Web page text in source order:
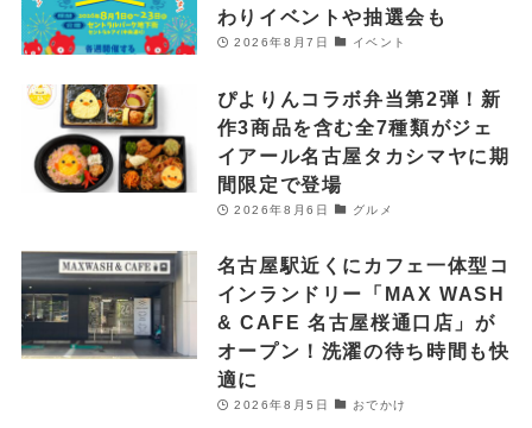
わりイベントや抽選会も
2026年8月7日 イベント
ぴよりんコラボ弁当第2弾！新
作3商品を含む全7種類がジェ
イアール名古屋タカシマヤに期
間限定で登場
2026年8月6日 グルメ
名古屋駅近くにカフェ一体型コ
インランドリー「MAX WASH
& CAFE 名古屋桜通口店」が
オープン！洗濯の待ち時間も快
適に
2026年8月5日 おでかけ